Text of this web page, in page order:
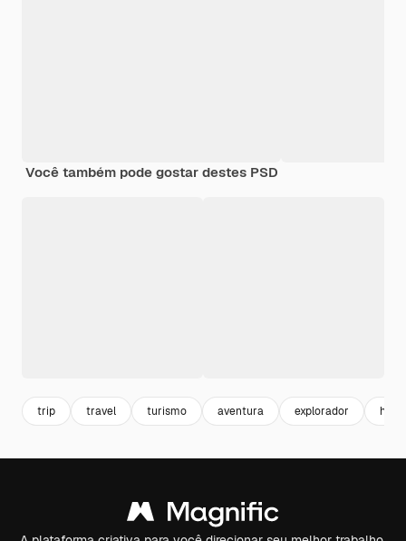
Você também pode gostar destes PSD
trip travel turismo aventura explorador